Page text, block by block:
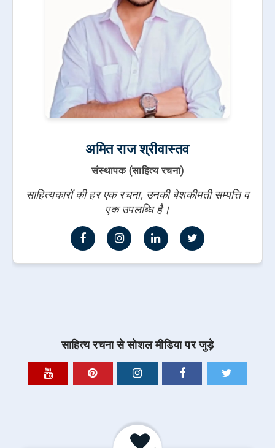
अमित राज श्रीवास्तव
संस्थापक (साहित्य रचना)
साहित्यकारों की हर एक रचना, उनकी बेशकीमती सम्पत्ति व
एक उपलब्धि है।
साहित्य रचना से सोशल मीडिया पर जुड़े